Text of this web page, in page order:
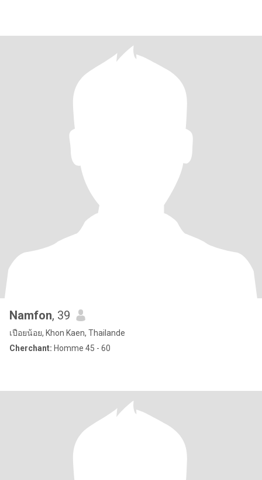
Namfon, 39
เปือยน้อย, Khon Kaen, Thailande
Cherchant: Homme 45 - 60